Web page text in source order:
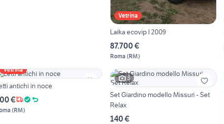
Vetrina
Laika ecovip l 2009
87.700 €
Roma (RM)
Vetrina
antichi in noce
€
(RM)
3
Set Giardino modello Missuri - Set
Relax
140 €